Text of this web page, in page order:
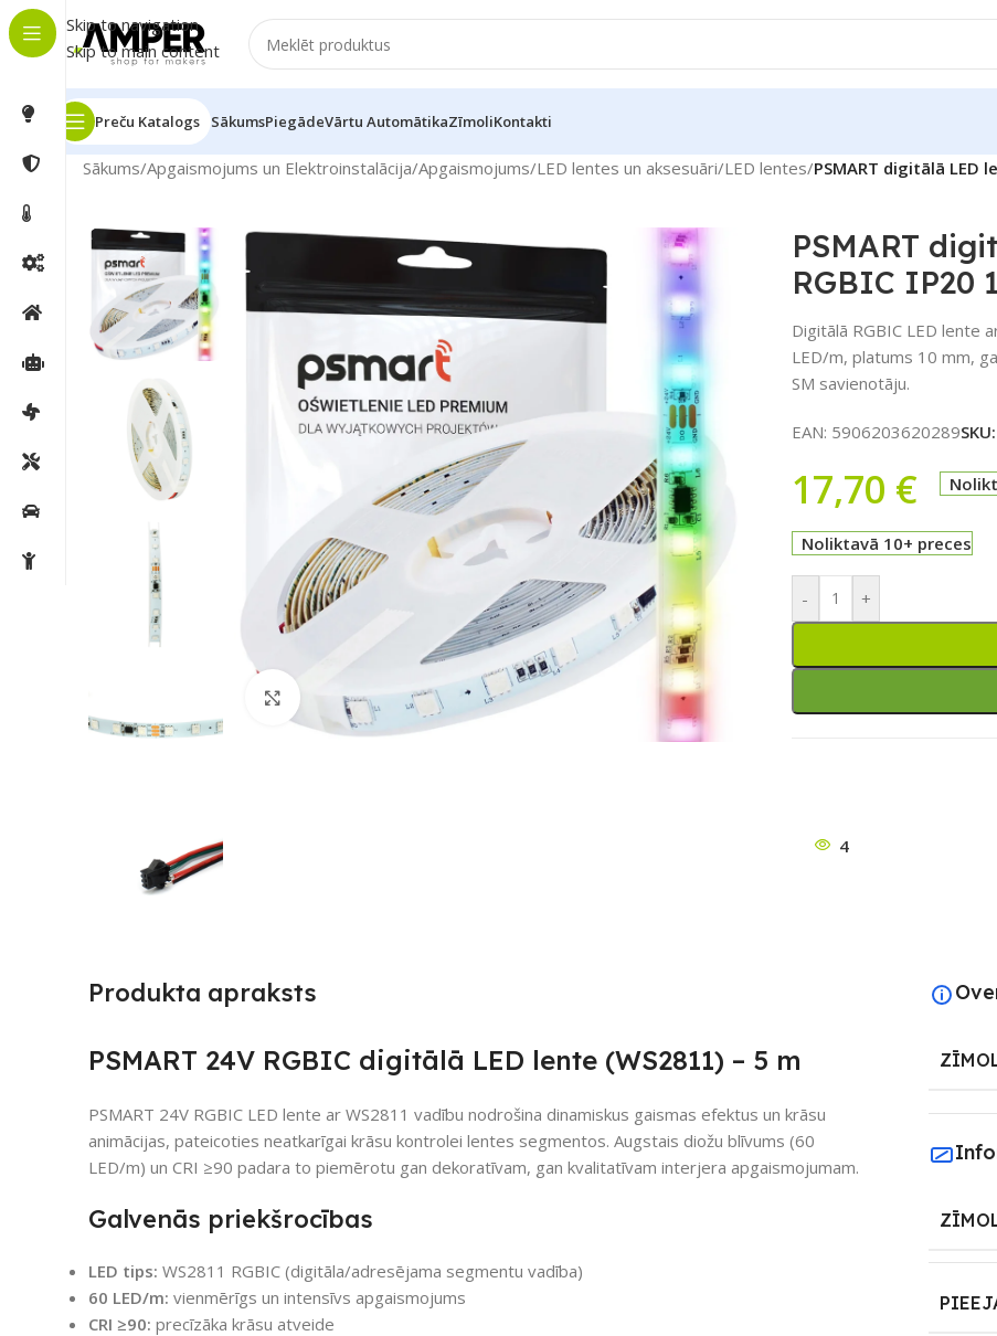
Skip to navigation
Skip to main content
Preču Katalogs SākumsPiegādeVārtu AutomātikaZīmoliKontakti
Sākums/Apgaismojums un Elektroinstalācija/Apgaismojums/LED lentes un aksesuāri/LED lentes/PSMART digitālā LED
Noklikšķiniet, lai palielinātu
PSMART
RGBIC IP20
Digitālā RGBIC LED lente
LED/m, platums 10 mm,
SM savienotāju.
EAN: 5906203620289SKU:
17,70 €
Noliktavā 10+ preces
- +
4
Produkta apraksts
PSMART 24V RGBIC digitālā LED lente (WS2811) – 5 m
PSMART 24V RGBIC LED lente ar WS2811 vadību nodrošina dinamiskus gaismas efektus un krāsu
animācijas, pateicoties neatkarīgai krāsu kontrolei lentes segmentos. Augstais diožu blīvums (60
LED/m) un CRI ≥90 padara to piemērotu gan dekoratīvam, gan kvalitatīvam interjera apgaismojumam.
Galvenās priekšrocības
LED tips: WS2811 RGBIC (digitāla/adresējama segmentu vadība)
60 LED/m: vienmērīgs un intensīvs apgaismojums
CRI ≥90: precīzāka krāsu atveide